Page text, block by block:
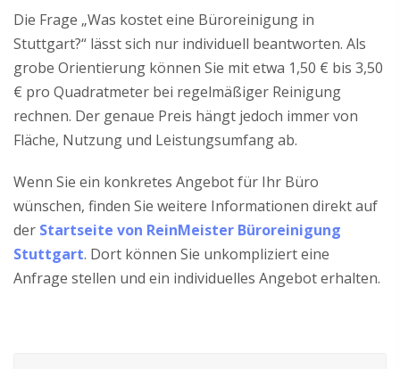
Die Frage „Was kostet eine Büroreinigung in
Stuttgart?“ lässt sich nur individuell beantworten. Als
grobe Orientierung können Sie mit etwa 1,50 € bis 3,50
€ pro Quadratmeter bei regelmäßiger Reinigung
rechnen. Der genaue Preis hängt jedoch immer von
Fläche, Nutzung und Leistungsumfang ab.
Wenn Sie ein konkretes Angebot für Ihr Büro
wünschen, finden Sie weitere Informationen direkt auf
der Startseite von ReinMeister Büroreinigung
Stuttgart. Dort können Sie unkompliziert eine
Anfrage stellen und ein individuelles Angebot erhalten.